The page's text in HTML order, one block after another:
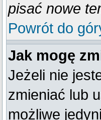
pisać nowe
Powrót do
Jak mogę
Jeżeli nie
zmieniać lub
możliwe